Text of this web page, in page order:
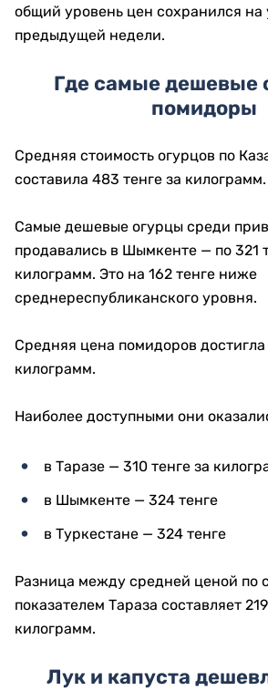
общий уровень цен сохранился на
предыдущей недели.
Где самые дешевые
помидоры
Средняя стоимость огурцов по
составила 483 тенге за килограмм.
Самые дешевые огурцы среди
продавались в Шымкенте — по 321
килограмм. Это на 162 тенге ниже
среднереспубликанского уровня.
Средняя цена помидоров достигла
килограмм.
Наиболее доступными они
в Таразе — 310 тенге за
в Шымкенте — 324 тенге
в Туркестане — 324 тенге
Разница между средней ценой по
показателем Тараза составляет
килограмм.
Лук и капуста